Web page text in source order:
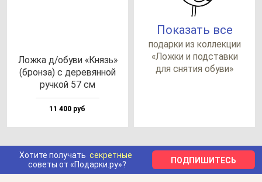
Лож­ка д/обу­ви «Князь»
(брон­за) с де­ре­вян­ной
руч­кой 57 см
11 400 руб
Показать все
по­дар­ки из кол­лек­ции
«Лож­ки и под­став­ки
для сня­тия обу­ви»
Хотите получать секретные
советы от «Подарки.ру»?
ПОДПИШИТЕСЬ